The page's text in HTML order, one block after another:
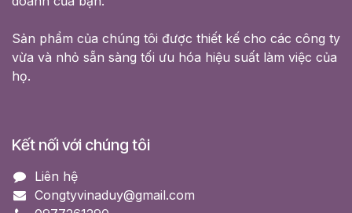
Sản phẩm của chúng tôi được thiết kế cho các công ty
vừa và nhỏ sẵn sàng tối ưu hóa hiệu suất làm việc của
họ.
Kết nối với chúng tôi
Liên hệ
Congtyvinaduy@gmail.com